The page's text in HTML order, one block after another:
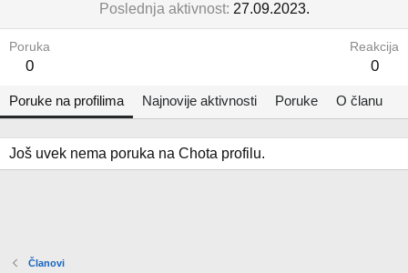
Poslednja aktivnost 27.09.2023.
Poruka
0
Reakcija
0
Poruke na profilima Najnovije aktivnosti Poruke O članu
Još uvek nema poruka na Chota profilu.
Članovi